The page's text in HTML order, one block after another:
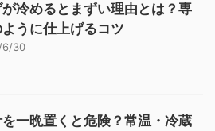
冷めるとまずい理由とは？専
ように仕上げるコツ
6/30
一晩置くと危険？常温・冷蔵